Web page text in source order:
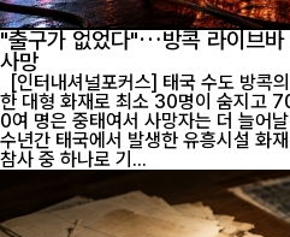
"출구가 없었다"…방콕 라이브
사망
[인터내셔널포커스] 태국 수도 방콕
한 대형 화재로 최소 30명이 숨지고
0여 명은 중태여서 사망자는 더 늘어
수년간 태국에서 발생한 유흥시설 화
참사 중 하나로 기...